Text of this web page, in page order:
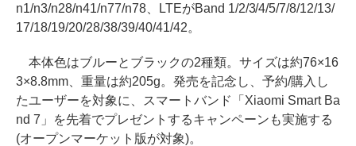
n1/n3/n28/n41/n77/n78、LTEがBand 1/2/3/4/5/7/8/12/13/
17/18/19/20/28/38/39/40/41/42。
本体色はブルーとブラックの2種類。サイズは約76×16
3×8.8mm、重量は約205g。発売を記念し、予約/購入し
たユーザーを対象に、スマートバンド「Xiaomi Smart Ba
nd 7」を先着でプレゼントするキャンペーンも実施する
(オープンマーケット版が対象)。